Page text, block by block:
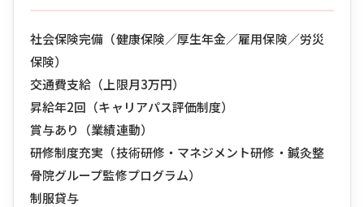
社会保険完備（健康保険／厚生年金／雇用保険／労災
保険）
交通費支給（上限月3万円）
昇給年2回（キャリアパス評価制度）
賞与あり（業績連動）
研修制度充実（技術研修・マネジメント研修・鍼灸整
骨院グループ監修プログラム）
制服貸与